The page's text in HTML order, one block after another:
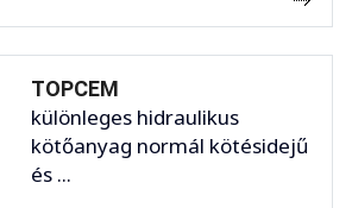
TOPCEM
különleges hidraulikus
kötőanyag normál kötésidejű
és ...